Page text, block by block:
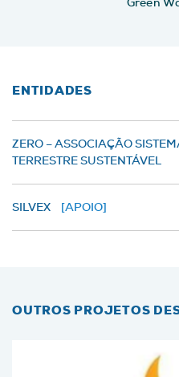
ENTIDADES
ZERO – ASSOCIAÇÃO
TERRESTRE SUSTENTÁVEL
SILVEX [APOIO]
OUTROS PROJETOS